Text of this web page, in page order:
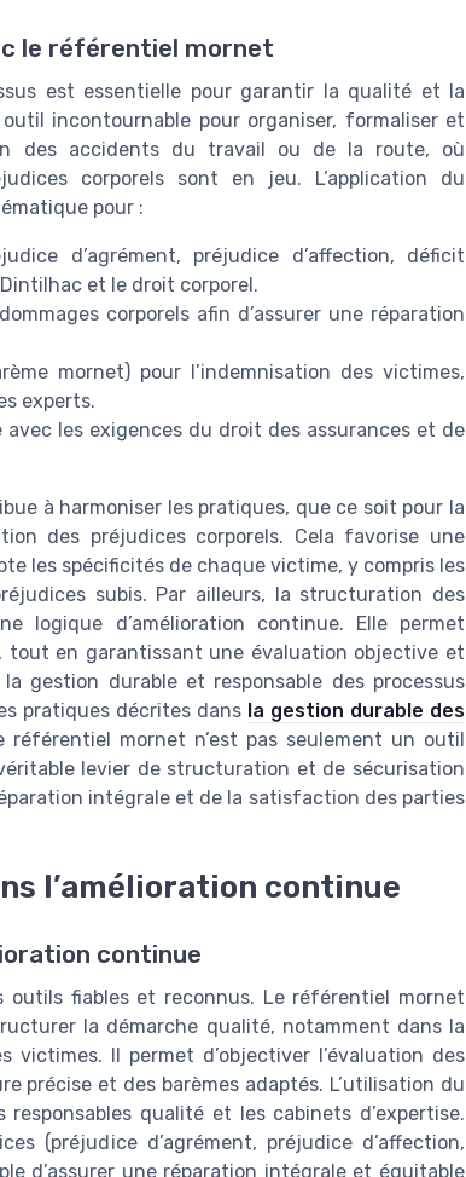
le référentiel mornet
est essentielle pour garantir la qualité et la
incontournable pour organiser, formaliser et
des accidents du travail ou de la route, où
corporels sont en jeu. L’application du
pour :
d’agrément, préjudice d’affection, déficit
et le droit corporel.
corporels afin d’assurer une réparation
mornet) pour l’indemnisation des victimes,
experts.
les exigences du droit des assurances et de
à harmoniser les pratiques, que ce soit pour la
des préjudices corporels. Cela favorise une
les spécificités de chaque victime, y compris les
subis. Par ailleurs, la structuration des
logique d’amélioration continue. Elle permet
tout en garantissant une évaluation objective et
gestion durable et responsable des processus
pratiques décrites dans la gestion durable des
référentiel mornet n’est pas seulement un outil
levier de structuration et de sécurisation
intégrale et de la satisfaction des parties
l’amélioration continue
continue
outils fiables et reconnus. Le référentiel mornet
la démarche qualité, notamment dans la
Il permet d’objectiver l’évaluation des
précise et des barèmes adaptés. L’utilisation du
qualité et les cabinets d’expertise.
(préjudice d’agrément, préjudice d’affection,
d’assurer une réparation intégrale et équitable